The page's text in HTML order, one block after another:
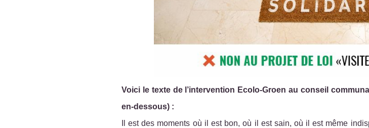
Voici le texte de l’intervention Ecolo-Groen au conseil
en-dessous) :
Il est des moments où il est bon, où il est sain, où il est même